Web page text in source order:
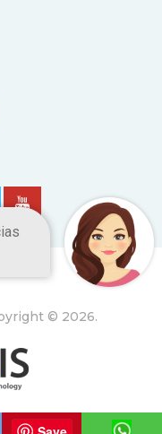
© 2026.
Principios generales